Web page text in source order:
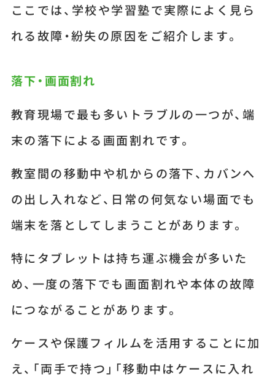
ここでは、学校や学習塾で実際によく見ら
れる故障・紛失の原因をご紹介します。
落下・画面割れ
教育現場で最も多いトラブルの一つが、端
末の落下による画面割れです。
教室間の移動中や机からの落下、カバンへ
の出し入れなど、日常の何気ない場面でも
端末を落としてしまうことがあります。
特にタブレットは持ち運ぶ機会が多いた
め、一度の落下でも画面割れや本体の故障
につながることがあります。
ケースや保護フィルムを活用することに加
え、「両手で持つ」「移動中はケースに入れ